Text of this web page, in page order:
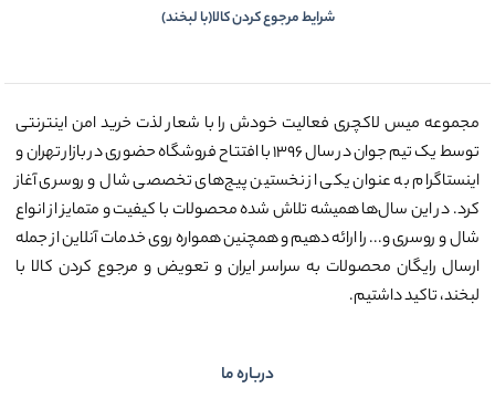
شرایط مرجوع کردن کالا(با لبخند)
مجموعه میس لاکچری فعالیت خودش را با شعار لذت خرید امن اینترنتی
توسط یک تیم جوان در سال ۱۳۹۶ با افتتاح فروشگاه حضوری در بازار تهران و
اینستاگرام به عنوان یکی از نخستین پیج‌های تخصصی شال و روسری آغاز
کرد. در این سال‌ها همیشه تلاش شده محصولات با کیفیت و متمایز از انواع
شال و روسری و... را ارائه دهیم و همچنین همواره روی خدمات آنلاین از جمله
ارسال رایگان محصولات به سراسر ایران و تعویض و مرجوع کردن کالا با
لبخند، تاکید داشتیم.
درباره ما